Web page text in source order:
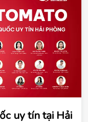
uy tín tại Hải